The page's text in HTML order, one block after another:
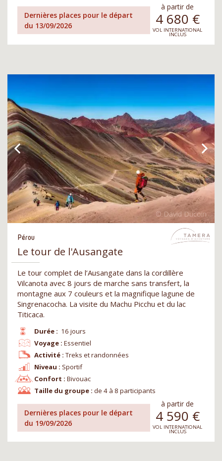
Dernières places pour le départ
du 13/09/2026
à partir de
4 680 €
VOL INTERNATIONAL
INCLUS
Pérou
Le tour de l'Ausangate
Le tour complet de l’Ausangate dans la cordillère
Vilcanota avec 8 jours de marche sans transfert, la
montagne aux 7 couleurs et la magnifique lagune de
Singrenacocha. La visite du Machu Picchu et du lac
Titicaca.
Durée : 16 jours
Niveau : Sportif
Voyage : Essentiel
Confort : Bivouac
Activité : Treks et randonnées
Taille du groupe : de 4 à 8 participants
Dernières places pour le départ
du 19/09/2026
à partir de
4 590 €
VOL INTERNATIONAL
INCLUS